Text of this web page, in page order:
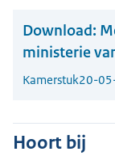
Download:
ministerie
Kamerstuk20-
Hoort bij